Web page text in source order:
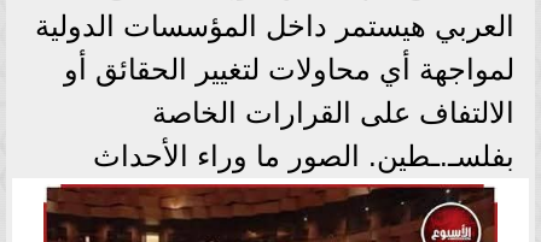
العربي هيستمر داخل المؤسسات الدولية
لمواجهة أي محاولات لتغيير الحقائق أو
الالتفاف على القرارات الخاصة
بفلسـ.ـطين. الصور ما وراء الأحداث